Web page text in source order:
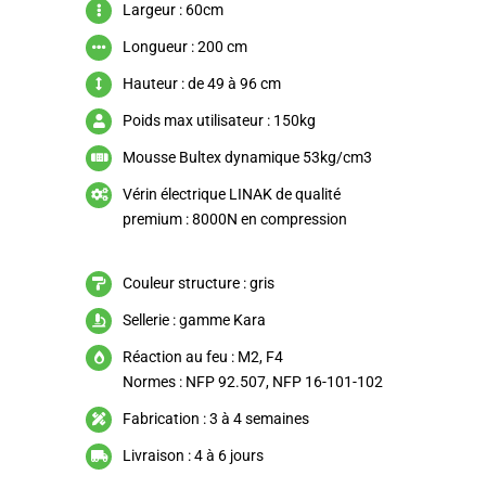
Largeur : 60cm
Longueur : 200 cm
Hauteur : de 49 à 96 cm
Poids max utilisateur : 150kg
Mousse Bultex dynamique 53kg/cm3
Vérin électrique LINAK de qualité
premium : 8000N en compression
Couleur structure : gris
Sellerie : gamme Kara
Réaction au feu : M2, F4
Normes : NFP 92.507, NFP 16-101-102
Fabrication : 3 à 4 semaines
Livraison : 4 à 6 jours